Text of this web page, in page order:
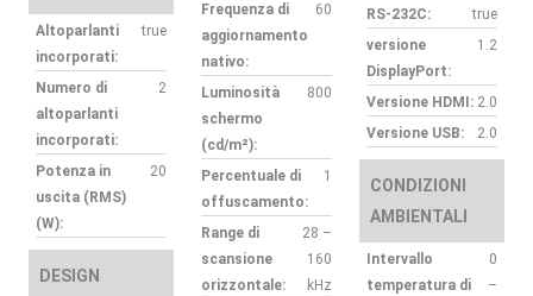
Altoparlanti
incorporati:
true
Numero di
altoparlanti
incorporati:
2
Potenza in
uscita (RMS)
(W):
20
DESIGN
Frequenza di
aggiornamento
nativo:
60
Luminosità
schermo
(cd/m²):
800
Percentuale di
offuscamento:
1
Range di
scansione
orizzontale:
28 –
160
kHz
RS-232C:
true
versione
DisplayPort:
1.2
Versione HDMI: 2.0
Versione USB:
2.0
CONDIZIONI
AMBIENTALI
Intervallo
temperatura di
0
–